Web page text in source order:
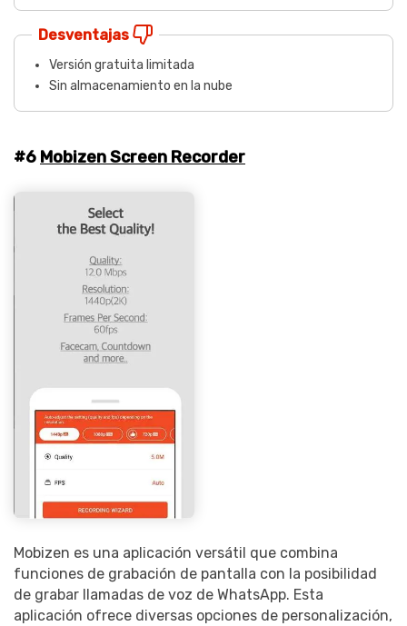
Desventajas
Versión gratuita limitada
Sin almacenamiento en la nube
#6 Mobizen Screen Recorder
Mobizen es una aplicación versátil que combina
funciones de grabación de pantalla con la posibilidad
de grabar llamadas de voz de WhatsApp. Esta
aplicación ofrece diversas opciones de personalización,